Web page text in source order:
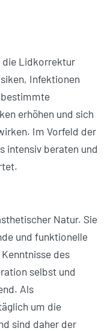
die Lidkorrektur
Infektionen
bestimmte
erhöhen und sich
Im Vorfeld der
intensiv beraten und
Natur. Sie
und funktionelle
des
selbst und
Als
um die
sind daher der